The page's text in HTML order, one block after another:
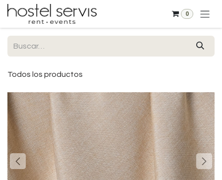
Ir al contenido
0
Todos los productos